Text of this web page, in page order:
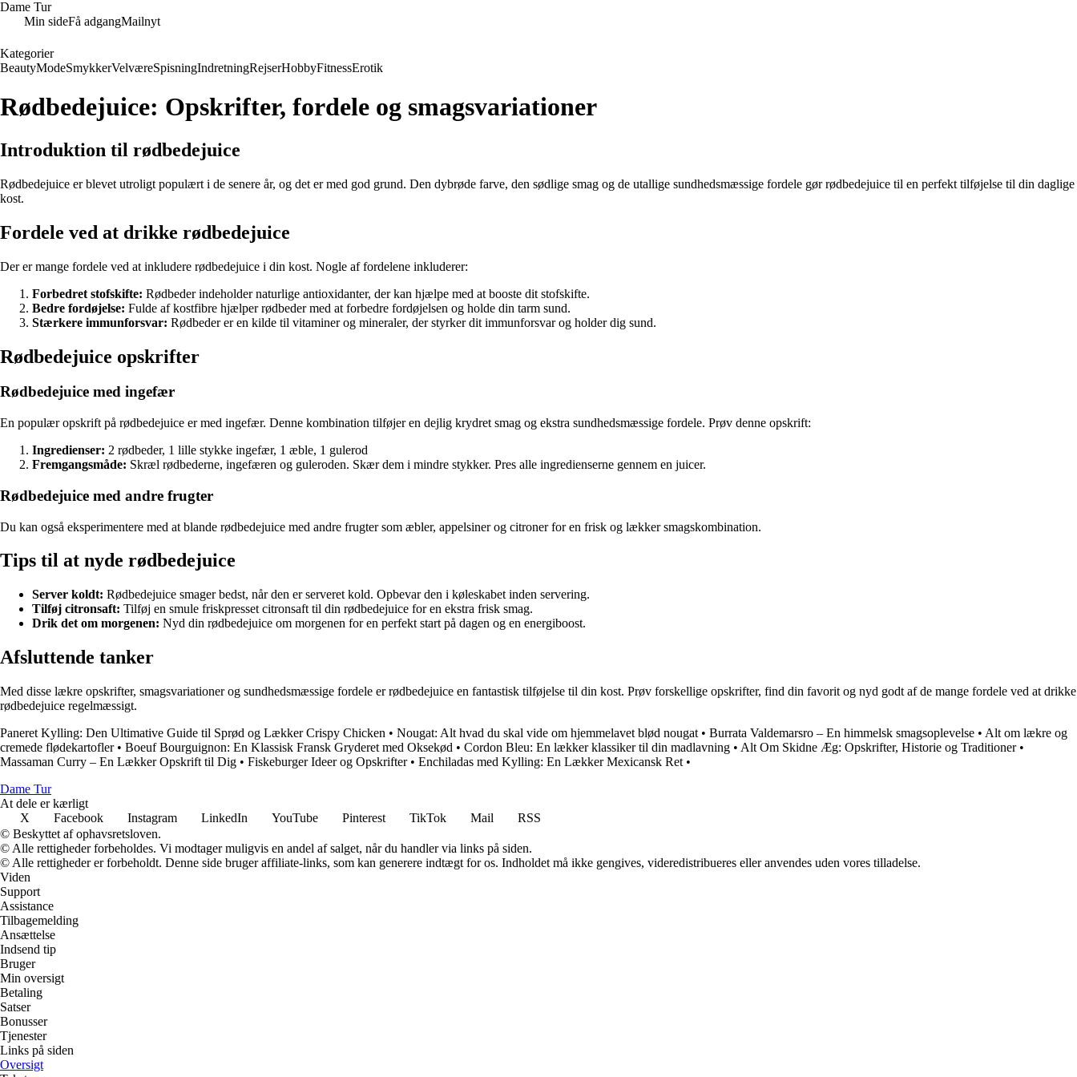
Dame Tur
Min sideFå adgangMailnyt
Kategorier
BeautyModeSmykkerVelværeSpisningIndretningRejserHobbyFitnessErotik
Rødbedejuice: Opskrifter, fordele og smagsvariationer
Introduktion til rødbedejuice
Rødbedejuice er blevet utroligt populært i de senere år, og det er med god grund. Den dybrøde farve, den sødlige smag og de utallige sundhedsmæssige fordele gør rødbedejuice til en perfekt tilføjelse til din daglige
kost.
Fordele ved at drikke rødbedejuice
Der er mange fordele ved at inkludere rødbedejuice i din kost. Nogle af fordelene inkluderer:
Forbedret stofskifte: Rødbeder indeholder naturlige antioxidanter, der kan hjælpe med at booste dit stofskifte.
Bedre fordøjelse: Fulde af kostfibre hjælper rødbeder med at forbedre fordøjelsen og holde din tarm sund.
Stærkere immunforsvar: Rødbeder er en kilde til vitaminer og mineraler, der styrker dit immunforsvar og holder dig sund.
Rødbedejuice opskrifter
Rødbedejuice med ingefær
En populær opskrift på rødbedejuice er med ingefær. Denne kombination tilføjer en dejlig krydret smag og ekstra sundhedsmæssige fordele. Prøv denne opskrift:
Ingredienser: 2 rødbeder, 1 lille stykke ingefær, 1 æble, 1 gulerod
Fremgangsmåde: Skræl rødbederne, ingefæren og guleroden. Skær dem i mindre stykker. Pres alle ingredienserne gennem en juicer.
Rødbedejuice med andre frugter
Du kan også eksperimentere med at blande rødbedejuice med andre frugter som æbler, appelsiner og citroner for en frisk og lækker smagskombination.
Tips til at nyde rødbedejuice
Server koldt: Rødbedejuice smager bedst, når den er serveret kold. Opbevar den i køleskabet inden servering.
Tilføj citronsaft: Tilføj en smule friskpresset citronsaft til din rødbedejuice for en ekstra frisk smag.
Drik det om morgenen: Nyd din rødbedejuice om morgenen for en perfekt start på dagen og en energiboost.
Afsluttende tanker
Med disse lækre opskrifter, smagsvariationer og sundhedsmæssige fordele er rødbedejuice en fantastisk tilføjelse til din kost. Prøv forskellige opskrifter, find din favorit og nyd godt af de mange fordele ved at drikke
rødbedejuice regelmæssigt.
Paneret Kylling: Den Ultimative Guide til Sprød og Lækker Crispy Chicken • Nougat: Alt hvad du skal vide om hjemmelavet blød nougat • Burrata Valdemarsro – En himmelsk smagsoplevelse • Alt om lækre og
cremede flødekartofler• Boeuf Bourguignon: En Klassisk Fransk Gryderet med Oksekød • Cordon Bleu: En lækker klassiker til din madlavning • Alt Om Skidne Æg: Opskrifter, Historie og Traditioner•
Massaman Curry – En Lækker Opskrift til Dig • Fiskeburger Ideer og Opskrifter• Enchiladas med Kylling: En Lækker Mexicansk Ret •
Dame Tur
At dele er kærligt
X
Facebook Instagram LinkedIn YouTube Pinterest TikTok Mail
RSS
© Beskyttet af ophavsretsloven.
© Alle rettigheder forbeholdes. Vi modtager muligvis en andel af salget, når du handler via links på siden.
© Alle rettigheder er forbeholdt. Denne side bruger affiliate-links, som kan generere indtægt for os. Indholdet må ikke gengives, videredistribueres eller anvendes uden vores tilladelse.
Viden
Support
Assistance
Tilbagemelding
Ansættelse
Indsend tip
Bruger
Min oversigt
Betaling
Satser
Bonusser
Tjenester
Links på siden
Oversigt